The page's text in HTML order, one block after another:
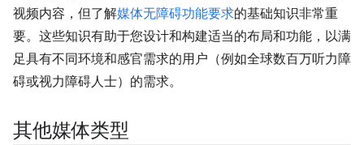
视频内容，但了解媒体无障碍功能要求的基础知识非常重
要。这些知识有助于您设计和构建适当的布局和功能，以满
足具有不同环境和感官需求的用户（例如全球数百万听力障
碍或视力障碍人士）的需求。
其他媒体类型